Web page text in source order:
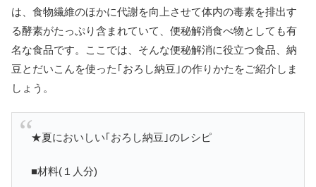
は、食物繊維のほかに代謝を向上させて体内の毒素を排出す
る酵素がたっぷり含まれていて、便秘解消食べ物としても有
名な食品です。ここでは、そんな便秘解消に役立つ食品、納
豆とだいこんを使った｢おろし納豆｣の作りかたをご紹介しま
しょう。
★夏においしい｢おろし納豆｣のレシピ
■材料(１人分)